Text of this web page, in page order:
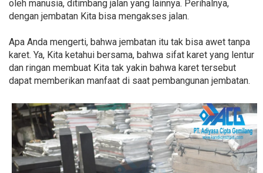
oleh manusia, ditimbang jalan yang lainnya. Perihalnya,
dengan jembatan Kita bisa mengakses jalan.
Apa Anda mengerti, bahwa jembatan itu tak bisa awet tanpa
karet. Ya, Kita ketahui bersama, bahwa sifat karet yang lentur
dan ringan membuat Kita tak yakin bahwa karet tersebut
dapat memberikan manfaat di saat pembangunan jembatan.